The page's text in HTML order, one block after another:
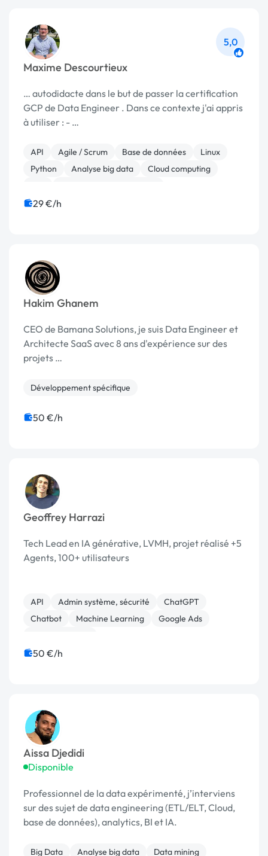
Maxime Descourtieux
5,0
… autodidacte dans le but de passer la certification
GCP de Data Engineer . Dans ce contexte j'ai appris
à utiliser : - …
API Agile / Scrum Base de données
Linux
Python
Analyse big data
Cloud computing
29 €/h
Hakim Ghanem
CEO de Bamana Solutions, je suis Data Engineer et
Architecte SaaS avec 8 ans d'expérience sur des
projets …
Développement spécifique
50 €/h
Geoffrey Harrazi
Tech Lead en IA générative, LVMH, projet réalisé +5
Agents, 100+ utilisateurs
API Admin système, sécurité
ChatGPT
Chatbot
Machine Learning
Google Ads
50 €/h
Aissa Djedidi
Disponible
Professionnel de la data expérimenté, j’interviens
sur des sujet de data engineering (ETL/ELT, Cloud,
base de données), analytics, BI et IA.
Big Data Analyse big data Data mining